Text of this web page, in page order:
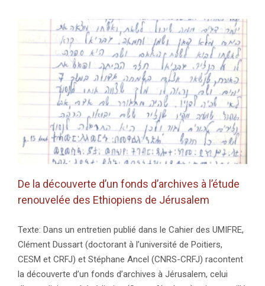
africain
la
confluence
des
temps »
(17
et
18
novembre
2023)
De la découverte d’un fonds d’archives à l’étude
renouvelée des Ethiopiens de Jérusalem
Texte: Dans un entretien publié dans le Cahier des UMIFRE,
Clément Dussart (doctorant à l’université de Poitiers,
CESM et CRFJ) et Stéphane Ancel (CNRS-CRFJ) racontent
la découverte d’un fonds d’archives à Jérusalem, celui